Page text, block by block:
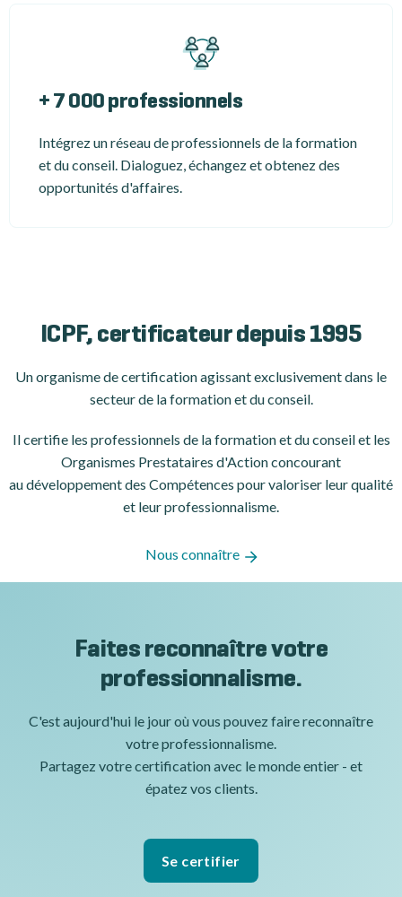
+ 7 000 professionnels
Intégrez un réseau de professionnels de la formation
et du conseil. Dialoguez, échangez et obtenez des
opportunités d'affaires.
ICPF, certificateur depuis 1995
Un organisme de certificationagissant exclusivement dans le
secteur de la formation et du conseil.
Il certifie les professionnels de la formation et du conseil et les
Organismes Prestataires d'Action concourant
au développement des Compétences pour valoriser leur qualité
et leur professionnalisme.
Nous connaître
Faites reconnaître votre
professionnalisme.
C'est aujourd'hui le jour où vous pouvez faire reconnaître
votre professionnalisme.
Partagez votre certification avec le monde entier - et
épatez vos clients.
Se certifier